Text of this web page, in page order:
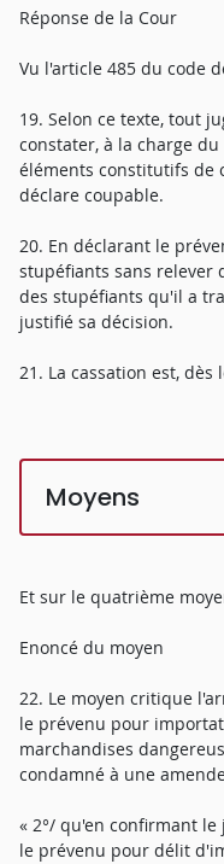
Réponse de la Cour
Vu l'article 485 du code
19. Selon ce texte, tout
constater, à la charge
éléments constitutifs de
déclare coupable.
20. En déclarant le
stupéfiants sans relever
des stupéfiants qu'il a
justifié sa décision.
21. La cassation est,
Moyens
Et sur le quatrième
Enoncé du moyen
22. Le moyen critique
le prévenu pour
marchandises
condamné à une
« 2°/ qu'en confirmant
le prévenu pour délit